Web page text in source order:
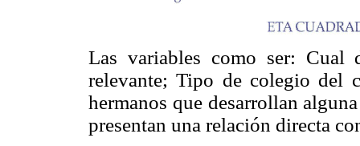
Las variables como ser: Cual
relevante; Tipo de colegio del
hermanos que desarrollan
presentan una relación directa